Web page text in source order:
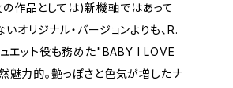
作品としては)新機軸ではあって
オリジナル・バージョンよりも、R.
エット役も務めた"BABY I LOVE
力的。艶っぽさと色気が増したナ